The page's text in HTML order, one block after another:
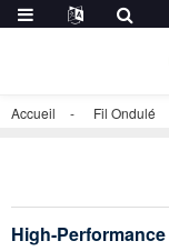
Accueil Fil Ondulé
High-